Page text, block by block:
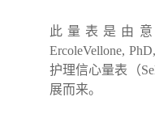
此量表是由
ErcoleVellone,
护理信心量表（
展而来。